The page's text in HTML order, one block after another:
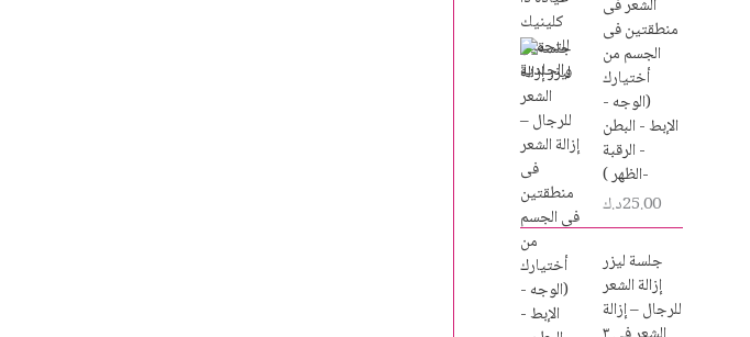
الشعر فى
منطقتين فى
الجسم من
أختيارك
(الوجه -
الإبط - البطن
- الرقبة
-الظهر )
25.00د.ك
جلسة ليزر
إزالة الشعر
للرجال – إزالة